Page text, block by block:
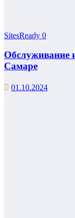
SitesReady 0
Обслуживание
Самаре
01.10.2024